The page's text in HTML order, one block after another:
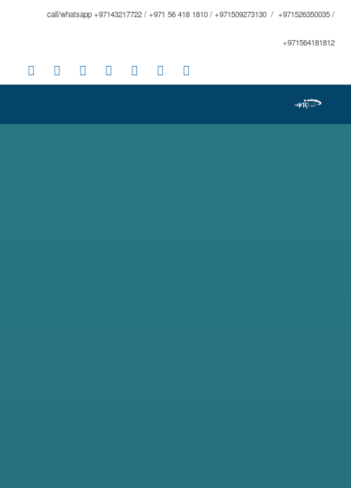
call/whatsapp +97143217722 / +971 56 418 1810 / +971509273130 / +971526350035 /
+971564181812